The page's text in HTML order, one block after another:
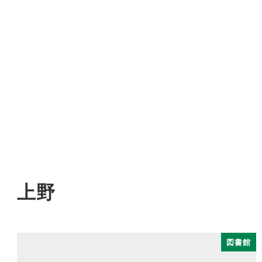
上野
図書館